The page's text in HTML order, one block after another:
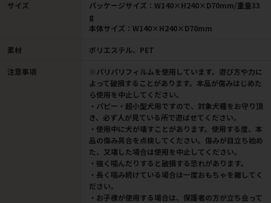
サイズ
パッケージサイズ：W140×H240×D70mm/重量33
g
本体サイズ：W140×H240×D70mm
素材 ポリエステル、PET
注意事項
※パリパリフィルムを使用しています。遊び方や力に
よって破損することがあります。本品が傷みはじめた
ら使用を中止してください。
・パピー・超小型犬用ですので、対象犬種をお守り頂
き、必ず人が見ている所で遊ばせてください。
・使用中に犬が壊すことがあります。使用する度、本
品の傷み具合を点検してください。傷みが目立ち始め
た、又壊した場合は使用を中止してください。
・強く噛んだりすると破損する恐れがあります。
・長く噛み続けている場合は一度おもちゃを離してく
ださい。
・お子様が使用する場合は、保護者の方が立ち会って